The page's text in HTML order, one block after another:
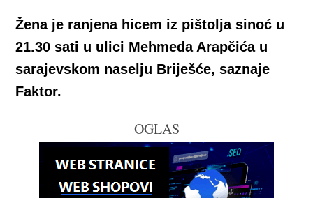
Žena je ranjena hicem iz pištolja sinoć u
21.30 sati u ulici Mehmeda Arapčića u
sarajevskom naselju Briješće, saznaje
Faktor.
OGLAS